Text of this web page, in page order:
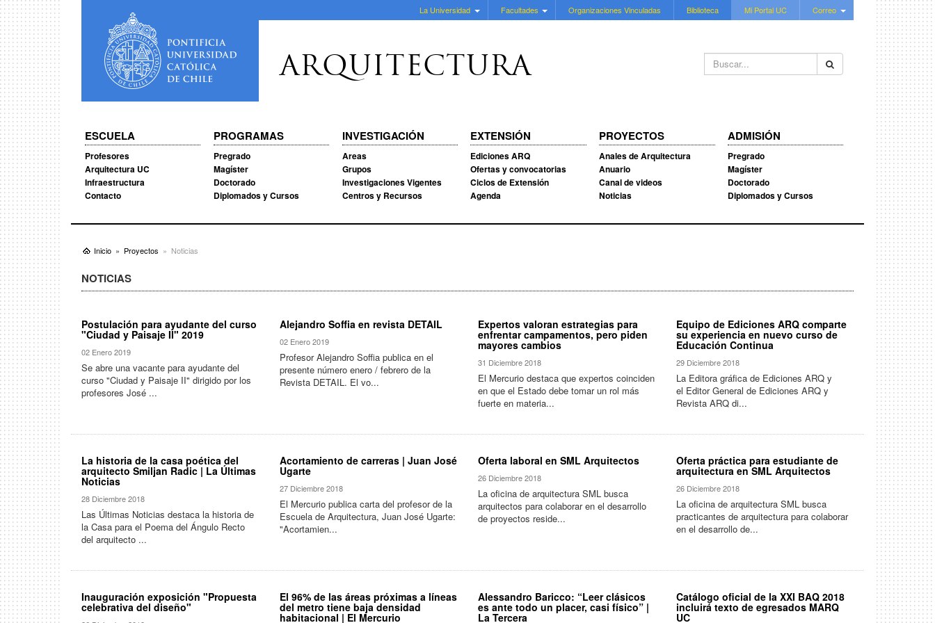
La Universidad Facultades Organizaciones Vinculadas Biblioteca Mi Portal UC Correo
Buscar...
ARQUITECTURA
ESCUELA
Profesores
Arquitectura UC
Infraestructura
Contacto
PROGRAMAS
Pregrado
Magíster
Doctorado
Diplomados y Cursos
INVESTIGACIÓN
Areas
Grupos
Investigaciones Vigentes
Centros y Recursos
EXTENSIÓN
Ediciones ARQ
Ofertas y convocatorias
Ciclos de Extensión
Agenda
PROYECTOS
Anales de Arquitectura
Anuario
Canal de videos
Noticias
ADMISIÓN
Pregrado
Magíster
Doctorado
Diplomados y Cursos
Inicio Proyectos Noticias
NOTICIAS
Postulación para ayudante del curso
"Ciudad y Paisaje II" 2019
02 Enero 2019
Se abre una vacante para ayudante del
curso "Ciudad y Paisaje II" dirigido por los
profesores José ...
Alejandro Soffia en revista DETAIL
02 Enero 2019
Profesor Alejandro Soffia publica en el
presente número enero / febrero de la
Revista DETAIL. El vo...
Expertos valoran estrategias para
enfrentar campamentos, pero piden
mayores cambios
31 Diciembre 2018
El Mercurio destaca que expertos coinciden
en que el Estado debe tomar un rol más
fuerte en materia...
Equipo de Ediciones ARQ comparte
su experiencia en nuevo curso de
Educación Continua
29 Diciembre 2018
La Editora gráfica de Ediciones ARQ y
el Editor General de Ediciones ARQ y
Revista ARQ di...
La historia de la casa poética del
arquitecto Smiljan Radic | La Últimas
Noticias
28 Diciembre 2018
Las Últimas Noticias destaca la historia de
la Casa para el Poema del Ángulo Recto
del arquitecto ...
Acortamiento de carreras | Juan José
Ugarte
27 Diciembre 2018
El Mercurio publica carta del profesor de la
Escuela de Arquitectura, Juan José Ugarte:
"Acortamien...
Oferta laboral en SML Arquitectos
26 Diciembre 2018
La oficina de arquitectura SML busca
arquitectos para colaborar en el desarrollo
de proyectos reside...
Oferta práctica para estudiante de
arquitectura en SML Arquitectos
26 Diciembre 2018
La oficina de arquitectura SML busca
practicantes de arquitectura para colaborar
en el desarrollo de...
Inauguración exposición "Propuesta
celebrativa del diseño"
El 96% de las áreas próximas a líneas
del metro tiene baja densidad
habitacional | El Mercurio
Alessandro Baricco: “Leer clásicos
es ante todo un placer, casi físico” |
La Tercera
Catálogo oficial de la XXI BAQ 2018
incluirá texto de egresados MARQ
UC